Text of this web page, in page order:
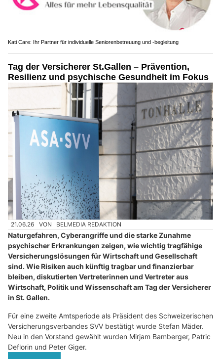
Kati Care: Ihr Partner für individuelle Seniorenbetreuung und -begleitung
Tag der Versicherer St.Gallen – Prävention,
Resilienz und psychische Gesundheit im Fokus
21.06.26 VON BELMEDIA REDAKTION
Naturgefahren, Cyberangriffe und die starke Zunahme
psychischer Erkrankungen zeigen, wie wichtig tragfähige
Versicherungslösungen für Wirtschaft und Gesellschaft
sind. Wie Risiken auch künftig tragbar und finanzierbar
bleiben, diskutierten Vertreterinnen und Vertreter aus
Wirtschaft, Politik und Wissenschaft am Tag der Versicherer
in St. Gallen.
Für eine zweite Amtsperiode als Präsident des Schweizerischen
Versicherungsverbandes SVV bestätigt wurde Stefan Mäder.
Neu in den Vorstand gewählt wurden Mirjam Bamberger, Patric
Deflorin und Peter Giger.